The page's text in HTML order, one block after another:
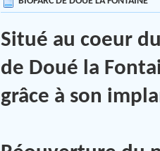
Situé au coeur
de Doué la
grâce à son